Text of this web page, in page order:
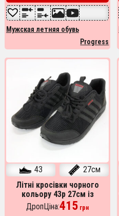
Мужская летняя обувь
Progress
43
27см
Літні кросівки чорного
кольору 43р 27см із
сітчастого матеріалу
ДропЦіна:415 грн